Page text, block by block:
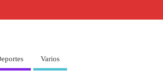
Varios